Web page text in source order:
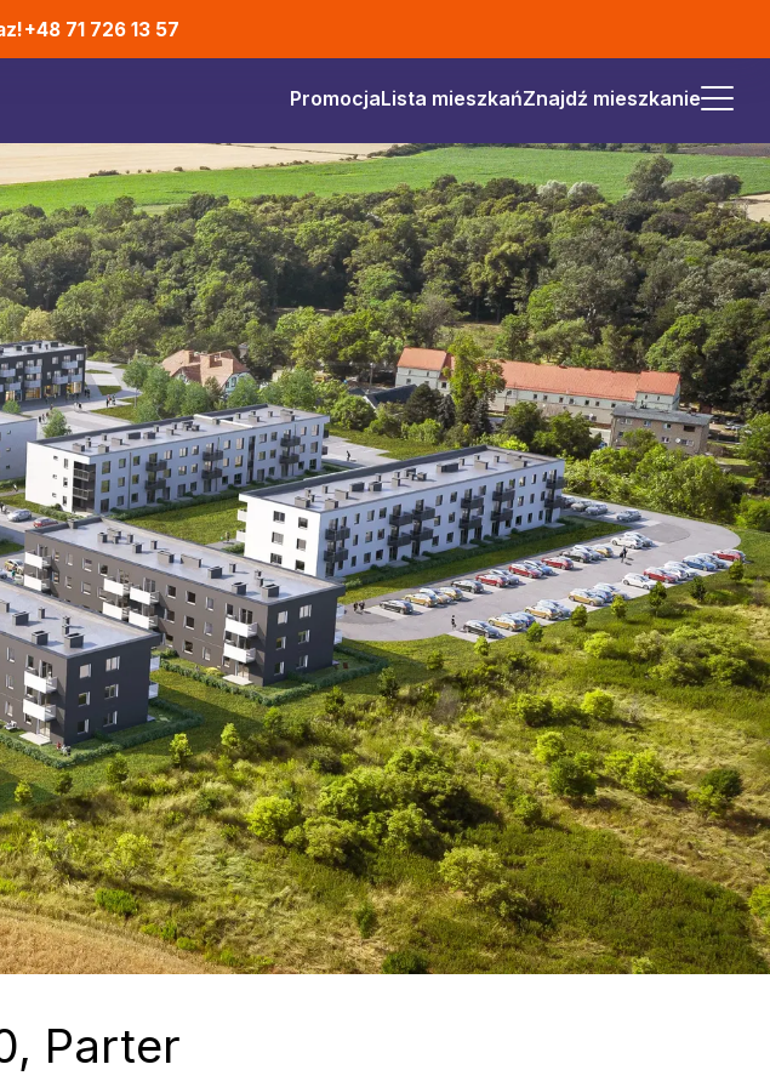
+48 71 726 13 57
PromocjaLista mieszkańZnajdź mieszkanie
, Parter